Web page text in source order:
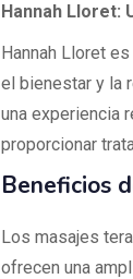
Hannah Lloret:
Hannah Lloret
el bienestar y la
una experiencia
proporcionar
Beneficios
Los masajes
ofrecen una